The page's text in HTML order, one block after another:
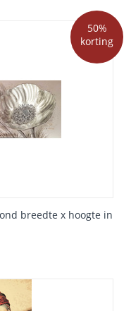
50%
korting
breedte x hoogte in